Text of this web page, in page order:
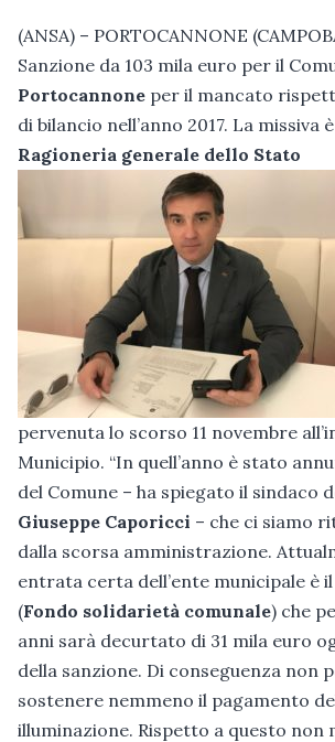
(ANSA) – PORTOCANNONE
Sanzione da 103 mila euro per il
Portocannone per il mancato
di bilancio nell’anno 2017. La missiva
Ragioneria generale dello Stato
pervenuta lo scorso 11 novembre
Municipio. “In quell’anno è stato
del Comune – ha spiegato il sindaco
Giuseppe Caporicci – che ci siamo
dalla scorsa amministrazione.
entrata certa dell’ente municipale è
(Fondo solidarietà comunale) che
anni sarà decurtato di 31 mila euro
della sanzione. Di conseguenza non
sostenere nemmeno il pagamento
illuminazione. Rispetto a questo non